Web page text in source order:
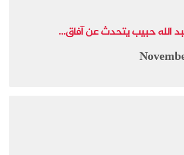
الله حبيب يتحدث عن آفاق...